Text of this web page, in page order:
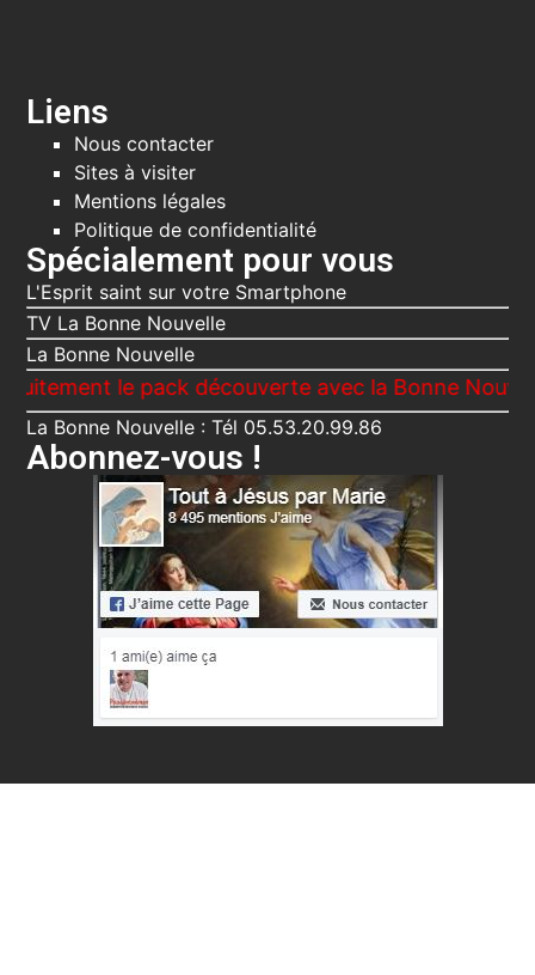
Liens
Nous contacter
Sites à visiter
Mentions légales
Politique de confidentialité
Spécialement pour vous
L'Esprit saint sur votre Smartphone
TV La Bonne Nouvelle
La Bonne Nouvelle
le pack découverte avec la Bonne Nouvelle, Le
La Bonne Nouvelle : Tél 05.53.20.99.86
Abonnez-vous !